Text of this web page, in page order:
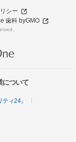
シー
歯科 byGMO
について
ィ24」